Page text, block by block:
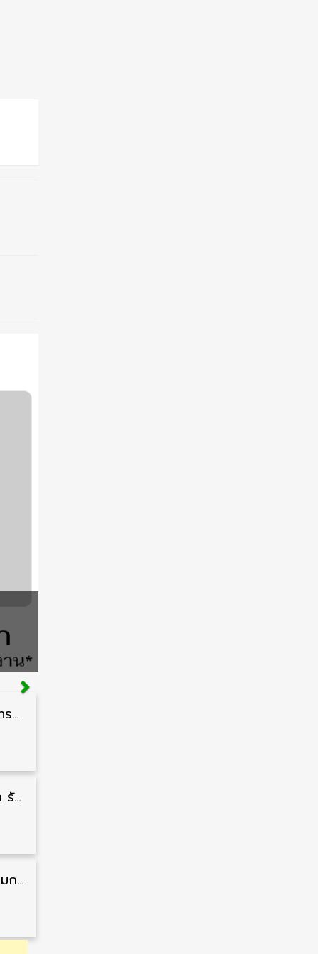
สำนักงานปลัดกระทรวงสาธารณสุข รับสมัครพนักงานราชการรูปแบบพิเศษ วุฒิ ปวส./ป.ตรี 102 อัตรา รับสมัคร 17 – 28 สิงหาคม
กรมแพทย์ทหารบก รับสมัครพนักงานราชการ วุฒิ ม.3/ม.6/ปวช./ปวท./ปวส. 6 อัตรา รับสมัคร 3 – 7 สิงหาคม
สำนักงานคณะกรรมการนโยบายที่ดินแห่งชาติ รับสมัครคัดเลือกพนักงานราชการ วุฒิ ป.ตรี 6 อัตรา รับสมัคร 13 กรกฎาคม – 6 สิงหาคม